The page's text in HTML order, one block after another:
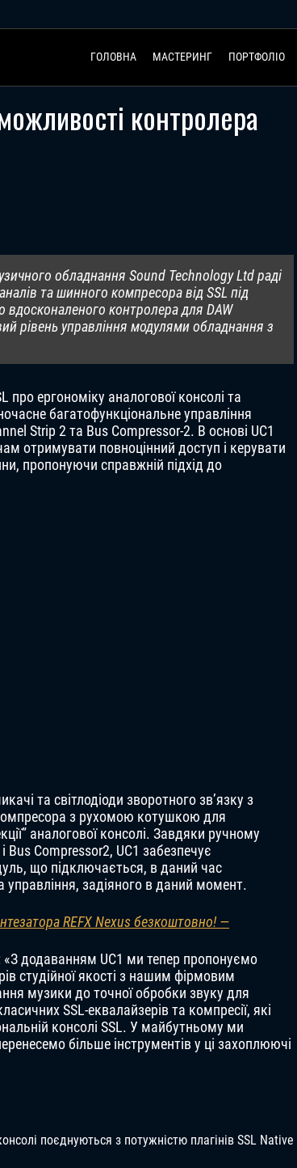
ГОЛОВНА МАСТЕРИНГ ПОРТФОЛІО
контролера
обладнання Sound Technology Ltd раді
та шинного компресора від SSL під
контролера для DAW
рівень управління модулями обладнання з
про ергономіку аналогової консолі та
багатофункціональне управління
Strip 2 та Bus Compressor-2. В основі UC1
отримувати повноцінний доступ і керувати
пропонуючи справжній підхід до
та світлодіоди зворотного зв’язку з
з рухомою котушкою для
аналогової консолі. Завдяки ручному
Compressor2, UC1 забезпечує
що підключається, в даний час
управління, задіяного в даний момент.
REFX Nexus безкоштовно! —
додаванням UC1 ми тепер пропонуємо
студійної якості з нашим фірмовим
музики до точної обробки звуку для
SSL-еквалайзерів та компресії, які
консолі SSL. У майбутньому ми
більше інструментів у ці захоплюючі
поєднуються з потужністю плагінів SSL Native